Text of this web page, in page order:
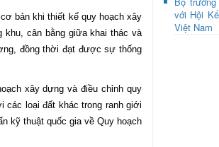
bản khi thiết kế quy hoạch xây
khu, cân bằng giữa khai thác và
đồng thời đạt được sự thống
xây dựng và điều chỉnh quy
các loại đất khác trong ranh giới
kỹ thuật quốc gia về Quy hoạch
với Hội
Việt Nam